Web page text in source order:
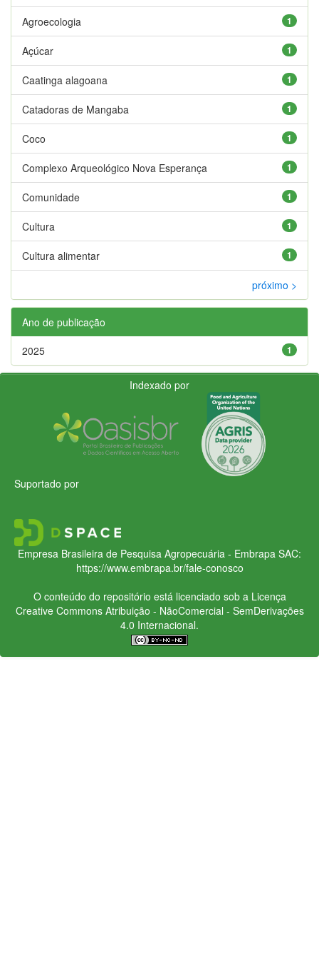
1
Agroecologia
1
Açúcar
1
Caatinga alagoana
1
Catadoras de Mangaba
1
Coco
1
Complexo Arqueológico Nova Esperança
1
Comunidade
1
Cultura
1
Cultura alimentar
próximo >
Ano de publicação
1
2025
Indexado por
Suportado por
Empresa Brasileira de Pesquisa Agropecuária - Embrapa SAC:
https://www.embrapa.br/fale-conosco
O conteúdo do repositório está licenciado sob a Licença
Creative CommonsAtribuição - NãoComercial - SemDerivações
4.0 Internacional.